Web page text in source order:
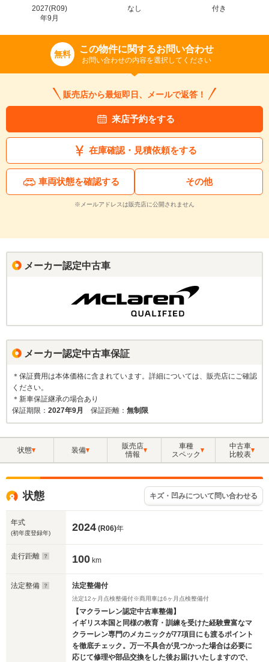
2027(R09)
年9 月
なし
付き
無料 この物件に関するお問い合わせ
お問い合わせの内容を選択してください
販売店から最短即日、メールで返答！
来店予約をする
在庫確認・見積依頼をする
車両状態を確認する その他
※メールアドレスは販売店に公開されません
メーカー認定中古車
メーカー認定中古車保証
＊保証費用は本体価格に含まれています。詳細については、販売店にご確認
ください。
＊新車保証継承の場合あり
保証期限： 2027年9月 保証距離： 無制限
状態 装備
販売店
情報
車種
スペック
中古車
比較表
状態 キズ・凹みについて問い合わせる
年式
(初年度登録年) 2024 (R06)年
走行距離 100 km
法定整備 法定整備付
法定12ヶ月点検整備付※商用車は6ヶ月点検整備付
【マクラーレン認定中古車整備】
イギリス本国と同様の教育・訓練を受けた経験豊富なマ
クラーレン専門のメカニックが77項目にも渡るポイント
を徹底チェック。万一不具合が見つかった場合は必要に
応じて修理や部品交換をした後お届けいたしますので、